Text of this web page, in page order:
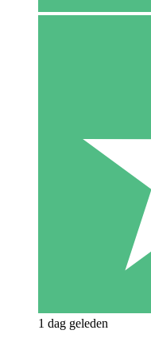
1 dag geleden